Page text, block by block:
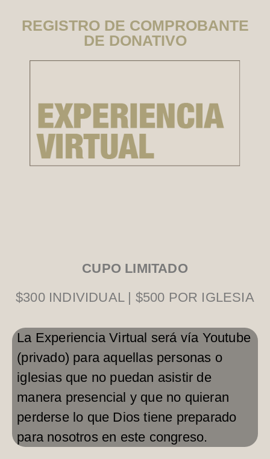
REGISTRO DE COMPROBANTE
DE DONATIVO
CUPO LIMITADO
$300 INDIVIDUAL | $500 POR IGLESIA
La Experiencia Virtual será vía Youtube
(privado) para aquellas personas o
iglesias que no puedan asistir de
manera presencial y que no quieran
perderse lo que Dios tiene preparado
para nosotros en este congreso.